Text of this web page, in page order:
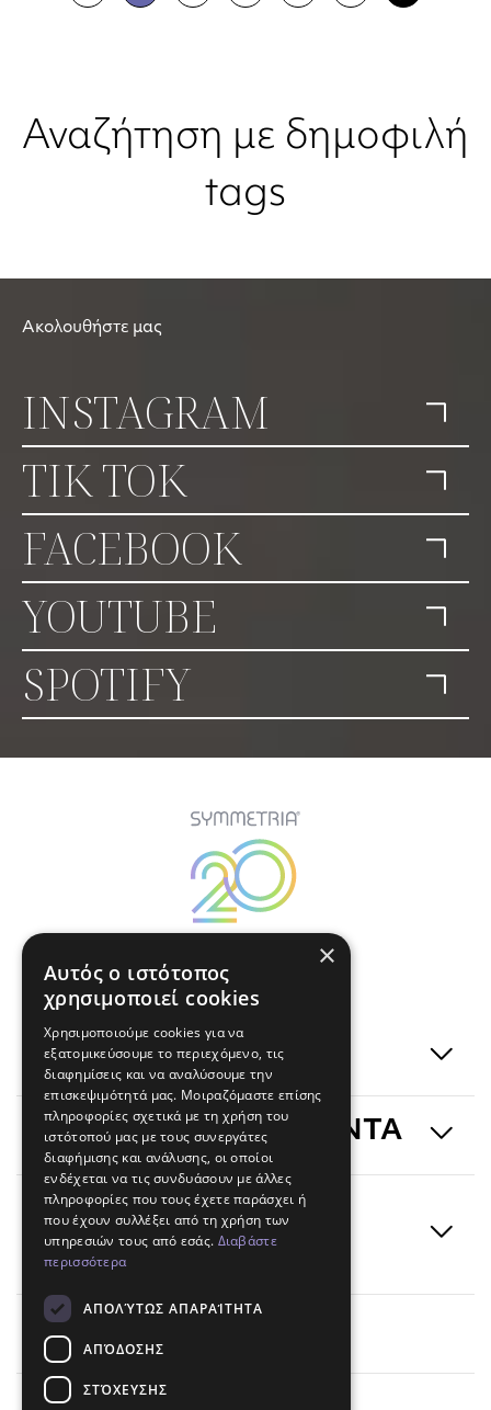
Αναζήτηση με δημοφιλή
tags
Ακολουθήστε μας
INSTAGRAM
TIK TOK
FACEBOOK
YOUTUBE
SPOTIFY
ΣΧΕΤΙΚΑ ΜΕ ΕΜΑΣ
ΥΠΗΡΕΣΙΕΣ & ΠΡΟΙΟΝΤΑ
ΕΝΗΜΕΡΩΣΕΙΣ &
ΕΙΔΗΣΕΙΣ
Επικοινωνία
×
Αυτός ο ιστότοπος
χρησιμοποιεί cookies
Χρησιμοποιούμε cookies για να
εξατομικεύσουμε το περιεχόμενο, τις
διαφημίσεις και να αναλύσουμε την
επισκεψιμότητά μας. Μοιραζόμαστε επίσης
πληροφορίες σχετικά με τη χρήση του
ιστότοπού μας με τους συνεργάτες
διαφήμισης και ανάλυσης, οι οποίοι
ενδέχεται να τις συνδυάσουν με άλλες
πληροφορίες που τους έχετε παράσχει ή
που έχουν συλλέξει από τη χρήση των
υπηρεσιών τους από εσάς. Διαβάστε
περισσότερα
ΑΠΟΛΎΤΩΣ ΑΠΑΡΑΊΤΗΤΑ
ΑΠΌΔΟΣΗΣ
ΣΤΌΧΕΥΣΗΣ